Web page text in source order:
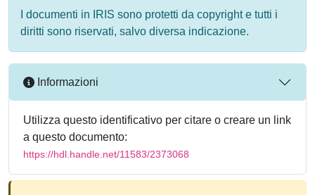
I documenti in IRIS sono protetti da copyright e tutti i
diritti sono riservati, salvo diversa indicazione.
Informazioni
Utilizza questo identificativo per citare o creare un link
a questo documento:
https://hdl.handle.net/11583/2373068